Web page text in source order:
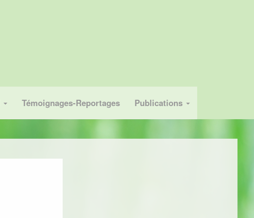
Témoignages-Reportages Publications